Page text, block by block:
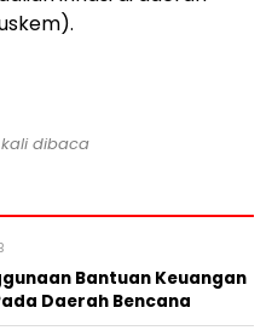
dibaca
Bantuan Keuangan
Daerah Bencana